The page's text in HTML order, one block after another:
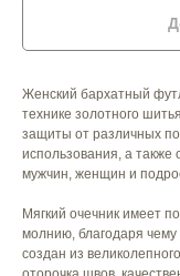
Женский бархатный
технике золотного
защиты от различных
использования, а
мужчин, женщин и
Мягкий очечник имеет
молнию, благодаря чему
создан из